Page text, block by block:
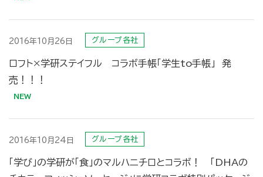
2016年10月26日 グループ各社
ロフト×学研ステイフル コラボ手帳「学生to手帳」 発
売！！！
2016年10月24日 グループ各社
「学び」の学研が「食」のマルハニチロとコラボ！ 「DHAの